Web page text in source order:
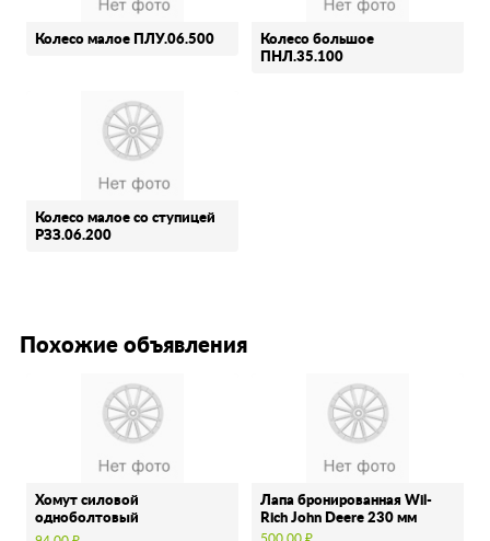
Колесо малое ПЛУ.06.500
Колесо большое
ПНЛ.35.100
Колесо малое со ступицей
РЗЗ.06.200
Похожие объявления
Хомут силовой
одноболтовый
нержавеющий
Лапа бронированная Wil-
Rich John Deere 230 мм